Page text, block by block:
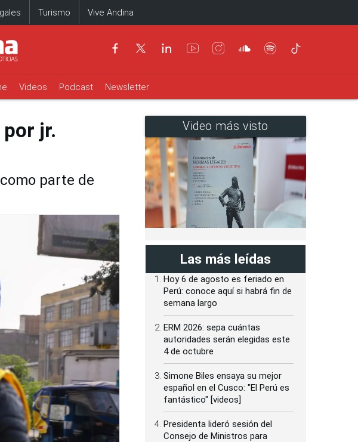
Turismo Vive Andina
Videos Podcast Newsletter
jr.
parte de
Video más visto
Las más leídas
Hoy 6 de agosto es feriado en
Perú: conoce aquí si habrá fin de
semana largo
ERM 2026: sepa cuántas
autoridades serán elegidas este
4 de octubre
Simone Biles ensaya su mejor
español en el Cusco: "El Perú es
fantástico" [videos]
Presidenta lideró sesión del
Consejo de Ministros para